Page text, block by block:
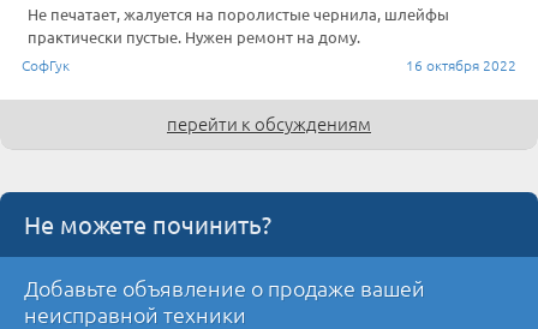
Не печатает, жалуется на поролистые чернила, шлейфы
практически пустые. Нужен ремонт на дому.
СофГук 16 октября 2022
перейти к обсуждениям
Не можете починить?
Добавьте объявление о продаже вашей
неисправной техники